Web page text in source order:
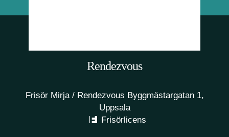
Rendezvous
Frisör Mirja / Rendezvous Byggmästargatan 1,
Uppsala
Frisörlicens